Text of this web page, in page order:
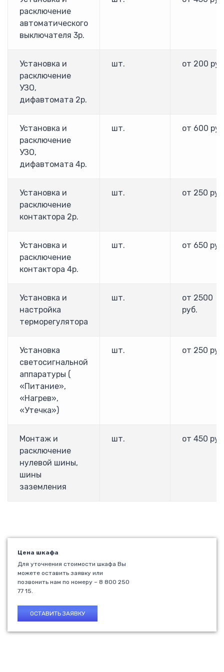
E1000
E2000
E2000T6 (15-710кВт) 690В
HFR-2000 (15-500кВт)
Входной дроссель ACL
Выходной дроссель OCL
Тормозные модули и резисторы
Hyundai N100
Hyundai N300
Hyundai N700
Hyundai N5000
Напольные корпуса
Пульты управления
Шкафы Провенто
Взрывозащищенные
Allen-Bradley
Преобразователи частоты Allen Bradley PowerFlex
ABB
Блок управления АВР ATS021
Устройство плавного пуска
Рубильники
Реверсивные рубильники
Разъеденители
Силовые автоматы Emax
Силовые автоматы Tmax
Модульные контакторы ESB
Контакторы А
Клапана непрерывной продувки BAE
Клапана периодической продувки MPA
Клапана регулирующие ZK
Контроллеры
Преобразователи частоты Altivar
Устройства плавного пуска Altistart
расключение
автоматического
выключателя 3р.
Установка и
расключение
УЗО,
дифавтомата 2р.
шт. от 200
Установка и
расключение
УЗО,
дифавтомата 4р.
шт. от 600
Установка и
расключение
контактора 2р.
шт. от 250
Установка и
расключение
контактора 4р.
шт. от 650
Установка и
настройка
терморегулятора
шт.
от 2500
руб.
Установка
светосигнальной
аппаратуры (
«Питание»,
«Нагрев»,
«Утечка»)
шт. от 250
Монтаж и
расключение
нулевой шины,
шины
заземления
шт. от 450
Цена шкафа
Для уточнения стоимости шкафа Вы
можете оставить заявку или
позвонить нам по номеру – 8 800 250
77 15.
ОСТАВИТЬ ЗАЯВКУ